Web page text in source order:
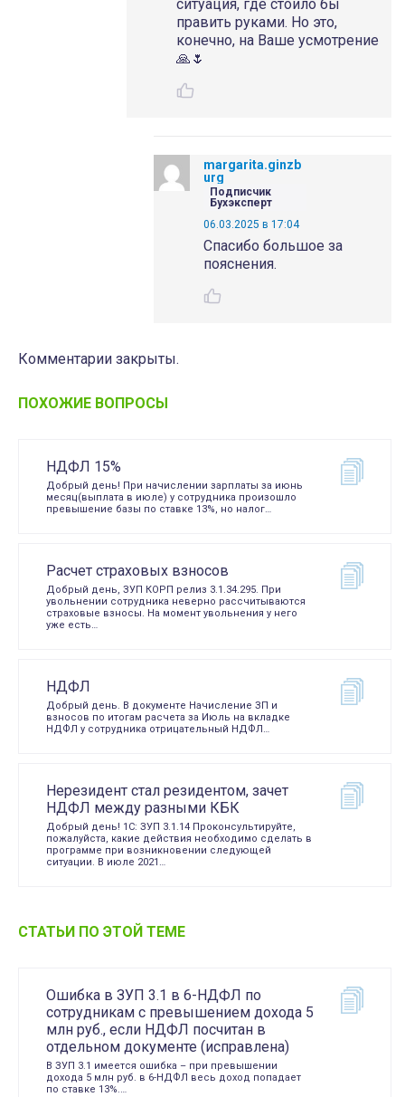
ситуация, где стоило бы
править руками. Но это,
конечно, на Ваше усмотрение
🙏🌷
margarita.ginzb
urg
Подписчик
Бухэксперт
06.03.2025 в 17:04
Спасибо большое за
пояснения.
Комментарии закрыты.
ПОХОЖИЕ ВОПРОСЫ
НДФЛ 15%
Добрый день! При начислении зарплаты за июнь
месяц(выплата в июле) у сотрудника произошло
превышение базы по ставке 13%, но налог…
Расчет страховых взносов
Добрый день, ЗУП КОРП релиз 3.1.34.295. При
увольнении сотрудника неверно рассчитываются
страховые взносы. На момент увольнения у него
уже есть…
НДФЛ
Добрый день. В документе Начисление ЗП и
взносов по итогам расчета за Июль на вкладке
НДФЛ у сотрудника отрицательный НДФЛ…
Нерезидент стал резидентом, зачет
НДФЛ между разными КБК
Добрый день! 1С: ЗУП 3.1.14 Проконсультируйте,
пожалуйста, какие действия необходимо сделать в
программе при возникновении следующей
ситуации. В июле 2021…
СТАТЬИ ПО ЭТОЙ ТЕМЕ
Ошибка в ЗУП 3.1 в 6-НДФЛ по
сотрудникам с превышением дохода 5
млн руб., если НДФЛ посчитан в
отдельном документе (исправлена)
В ЗУП 3.1 имеется ошибка – при превышении
дохода 5 млн руб. в 6-НДФЛ весь доход попадает
по ставке 13%.…